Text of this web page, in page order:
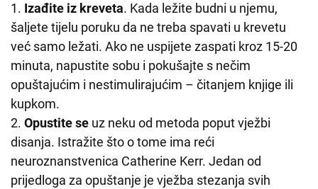
1. Izađite iz kreveta. Kada ležite budni u njemu,
šaljete tijelu poruku da ne treba spavati u krevetu
već samo ležati. Ako ne uspijete zaspati kroz 15-20
minuta, napustite sobu i pokušajte s nečim
opuštajućim i nestimulirajućim – čitanjem knjige ili
kupkom.
2. Opustite se uz neku od metoda poput vježbi
disanja. Istražite što o tome ima reći
neuroznanstvenica Catherine Kerr. Jedan od
prijedloga za opuštanje je vježba stezanja svih